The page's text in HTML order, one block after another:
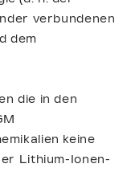
verbundenen
dem
die in den
keine
Lithium-Ionen-